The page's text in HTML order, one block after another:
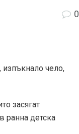
0
чело,
засягат
ранна детска